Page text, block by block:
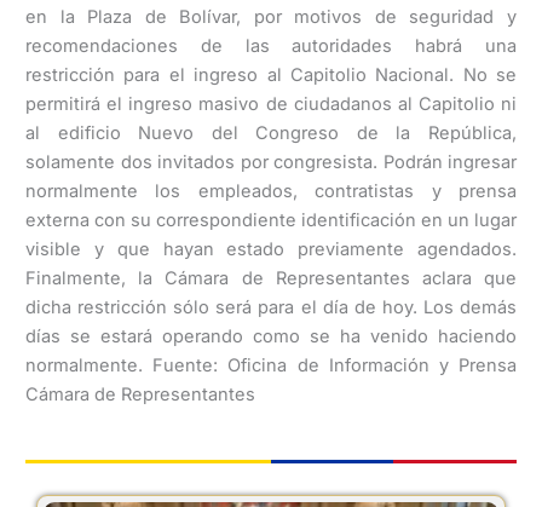
en la Plaza de Bolívar, por motivos de seguridad y
recomendaciones de las autoridades habrá una
restricción para el ingreso al Capitolio Nacional. No se
permitirá el ingreso masivo de ciudadanos al Capitolio ni
al edificio Nuevo del Congreso de la República,
solamente dos invitados por congresista. Podrán ingresar
normalmente los empleados, contratistas y prensa
externa con su correspondiente identificación en un lugar
visible y que hayan estado previamente agendados.
Finalmente, la Cámara de Representantes aclara que
dicha restricción sólo será para el día de hoy. Los demás
días se estará operando como se ha venido haciendo
normalmente. Fuente: Oficina de Información y Prensa
Cámara de Representantes